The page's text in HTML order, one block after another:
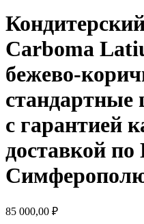
Carboma
бежево-
стандартные
с гарантией
доставкой
85 000,00 ₽